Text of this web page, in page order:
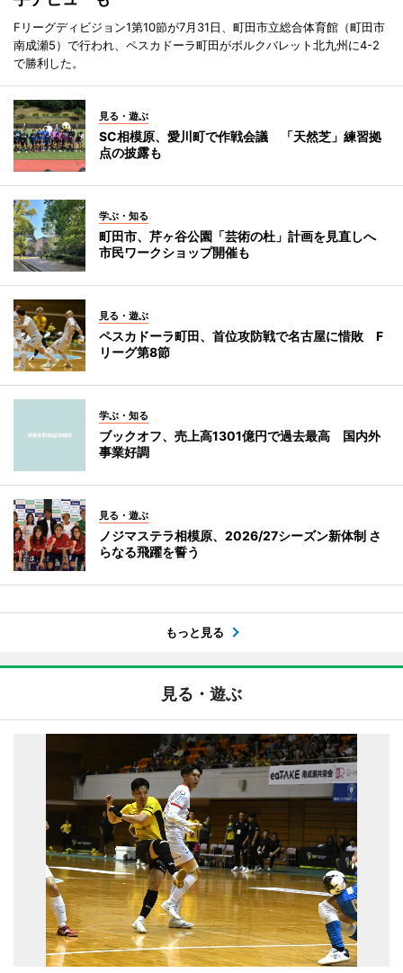
Fリーグディビジョン1第10節が7月31日、町田市立総合体育館（町田市
南成瀬5）で行われ、ペスカドーラ町田がボルクバレット北九州に4-2
で勝利した。
見る・遊ぶ
SC相模原、愛川町で作戦会議 「天然芝」練習拠
点の披露も
学ぶ・知る
町田市、芹ヶ谷公園「芸術の杜」計画を見直しへ
市民ワークショップ開催も
見る・遊ぶ
ペスカドーラ町田、首位攻防戦で名古屋に惜敗 F
リーグ第8節
学ぶ・知る
ブックオフ、売上高1301億円で過去最高 国内外
事業好調
見る・遊ぶ
ノジマステラ相模原、2026/27シーズン新体制 さ
らなる飛躍を誓う
もっと見る
見る・遊ぶ